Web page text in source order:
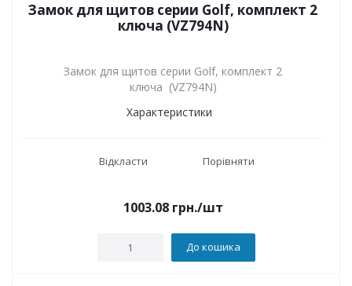
Замок для щитов серии Golf, комплект 2
ключа (VZ794N)
Замок для щитов серии Golf, комплект 2
ключа (VZ794N)
Характеристики
Відкласти Порівняти
1003.08 грн./шт
До кошика